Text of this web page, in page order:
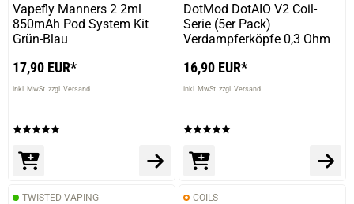
Vapefly Manners 2 2ml
850mAh Pod System Kit
Grün-Blau
17,90 EUR*
inkl. MwSt. zzgl. Versand
DotMod DotAIO V2 Coil-
Serie (5er Pack)
Verdampferköpfe 0,3 Ohm
16,90 EUR*
inkl. MwSt. zzgl. Versand
TWISTED VAPING COILS